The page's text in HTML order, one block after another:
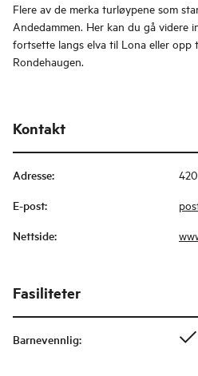
Flere av de merka turløypene som
Andedammen. Her kan du gå videre
fortsette langs elva til Lona eller opp
Rondehaugen.
Kontakt
Adresse:
E-post:
Nettside:
Fasiliteter
Barnevennlig: